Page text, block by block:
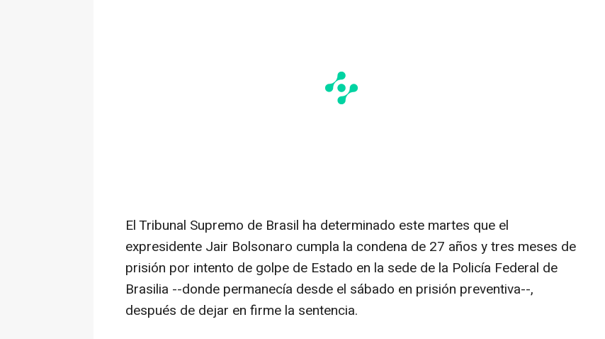
El Tribunal Supremo de Brasil ha determinado este martes que el
expresidente Jair Bolsonaro cumpla la condena de 27 años y tres meses de
prisión por intento de golpe de Estado en la sede de la Policía Federal de
Brasilia --donde permanecía desde el sábado en prisión preventiva--,
después de dejar en firme la sentencia.